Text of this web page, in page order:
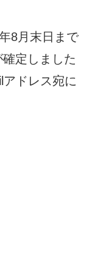
8月末日まで
定しました
ドレス宛に